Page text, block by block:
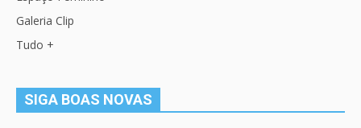
Galeria Clip
Tudo +
SIGA BOAS NOVAS